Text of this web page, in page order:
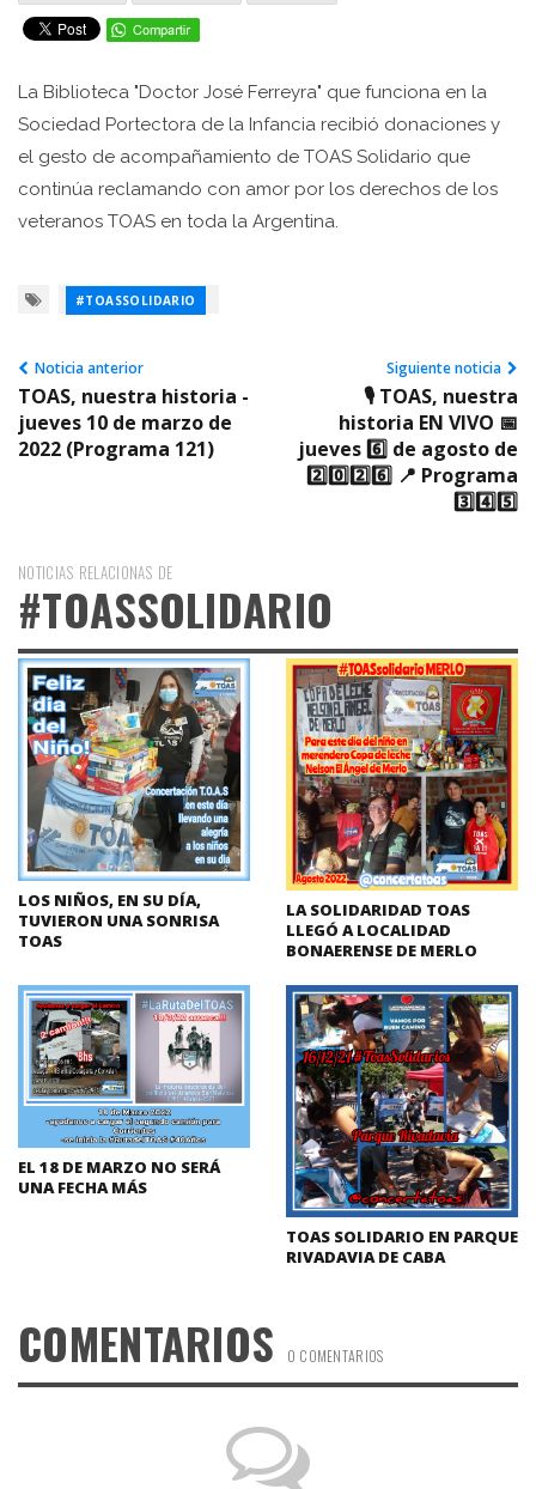
La Biblioteca "Doctor José Ferreyra" que funciona en la
Sociedad Portectora de la Infancia recibió donaciones y
el gesto de acompañamiento de TOAS Solidario que
continúa reclamando con amor por los derechos de los
veteranos TOAS en toda la Argentina.
#TOASSOLIDARIO
Noticia anterior
TOAS, nuestra historia -
jueves 10 de marzo de
2022 (Programa 121)
Siguiente noticia
🎙️ TOAS, nuestra
historia EN VIVO 📅
jueves 6️⃣ de agosto de
2️⃣0️⃣2️⃣6️⃣ 📍 Programa
3️⃣4️⃣5️⃣
NOTICIAS RELACIONAS DE
#TOASSOLIDARIO
LOS NIÑOS, EN SU DÍA,
TUVIERON UNA SONRISA
TOAS
LA SOLIDARIDAD TOAS
LLEGÓ A LOCALIDAD
BONAERENSE DE MERLO
EL 18 DE MARZO NO SERÁ
UNA FECHA MÁS
TOAS SOLIDARIO EN PARQUE
RIVADAVIA DE CABA
COMENTARIOS 0 COMENTARIOS